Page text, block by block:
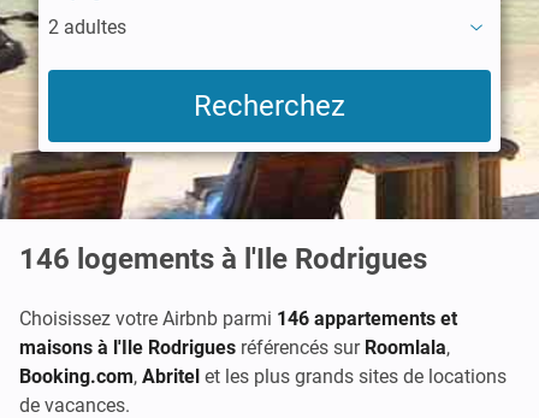
2 adultes
146 logements à l'Ile Rodrigues
Choisissez votre Airbnb parmi 146 appartements et
maisons à l'Ile Rodrigues référencés sur Roomlala,
Booking.com, Abritel et les plus grands sites de locations
de vacances.